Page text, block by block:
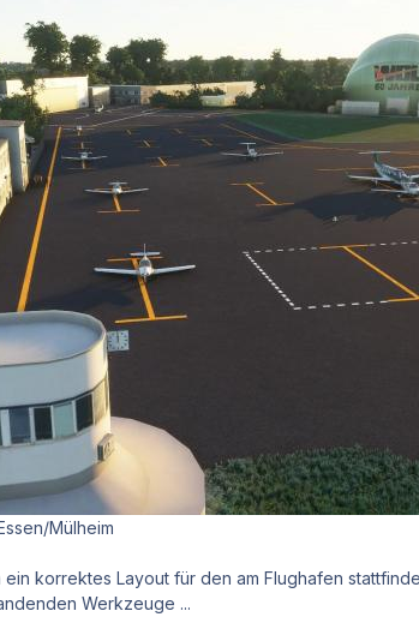
Mülheim
ein korrektes Layout für den am Flughafen
Werkzeuge ...